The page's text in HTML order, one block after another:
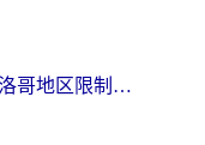
在国外看世界杯法国VS摩洛哥地区限制？这篇指南让你流畅看中文解说无压力